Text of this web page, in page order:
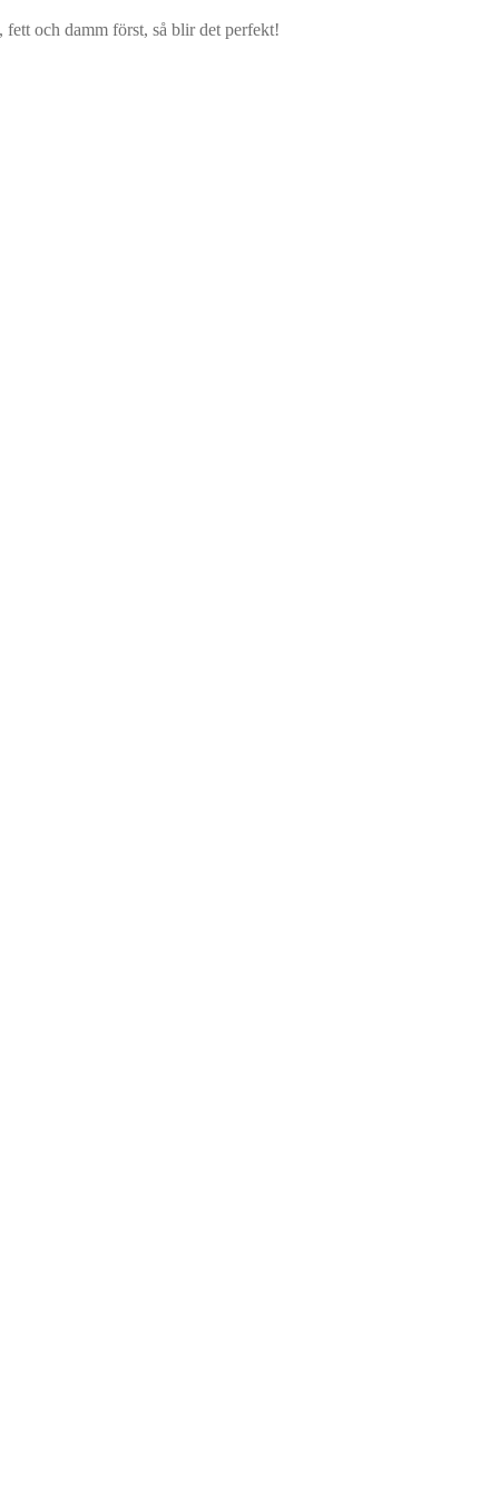
fett och damm först, så blir det perfekt!